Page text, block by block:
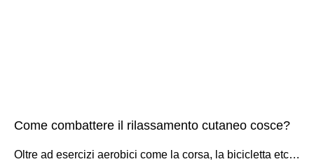
Come combattere il rilassamento cutaneo cosce?
Oltre ad esercizi aerobici come la corsa, la bicicletta etc…